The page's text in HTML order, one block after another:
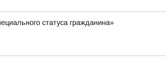
статуса гражданина»